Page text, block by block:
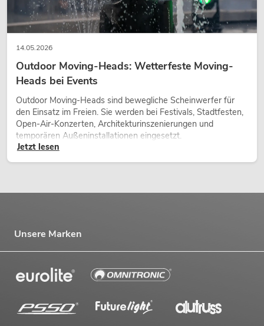
14.05.2026
Outdoor Moving-Heads: Wetterfeste Moving-
Heads bei Events
Outdoor Moving-Heads sind bewegliche Scheinwerfer für
den Einsatz im Freien. Sie werden bei Festivals, Stadtfesten,
Open-Air-Konzerten, Architekturinszenierungen und
temporären Außeninstallationen eingesetzt.
Jetzt lesen
Unsere Marken